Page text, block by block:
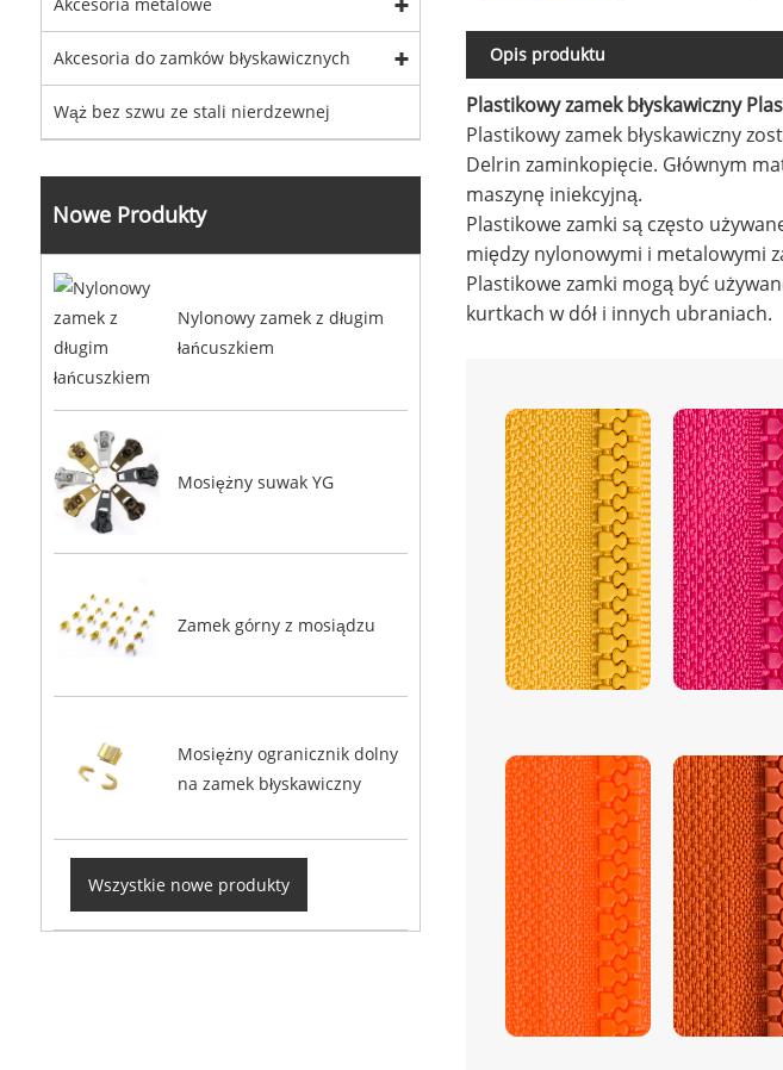
Akcesoria do zamków błyskawicznych
Wąż bez szwu ze stali nierdzewnej
Nowe Produkty
Nylonowy zamek z długim
łańcuszkiem
Mosiężny suwak YG
Zamek górny z mosiądzu
Mosiężny ogranicznik dolny
na zamek błyskawiczny
Wszystkie nowe produkty
Opis produktu
Plastikowy zamek błyskawiczny
Plastikowy zamek błyskawiczny
Delrin zaminkopięcie. Głównym
maszynę iniekcyjną.
Plastikowe zamki są często
między nylonowymi i metalowymi
Plastikowe zamki mogą być
kurtkach w dół i innych ubraniach.